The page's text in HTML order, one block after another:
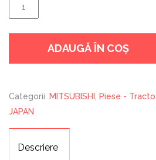
PISTON
MITSUBISHI
K4D
ADAUGĂ ÎN COȘ
Categorii: MITSUBISHI
Piese -
JAPAN
Descriere